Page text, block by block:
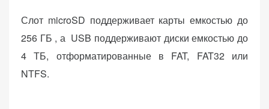
Слот microSD поддерживает карты емкостью до
256 ГБ , а USB поддерживают диски емкостью до
4 ТБ, отформатированные в FAT, FAT32 или
NTFS.